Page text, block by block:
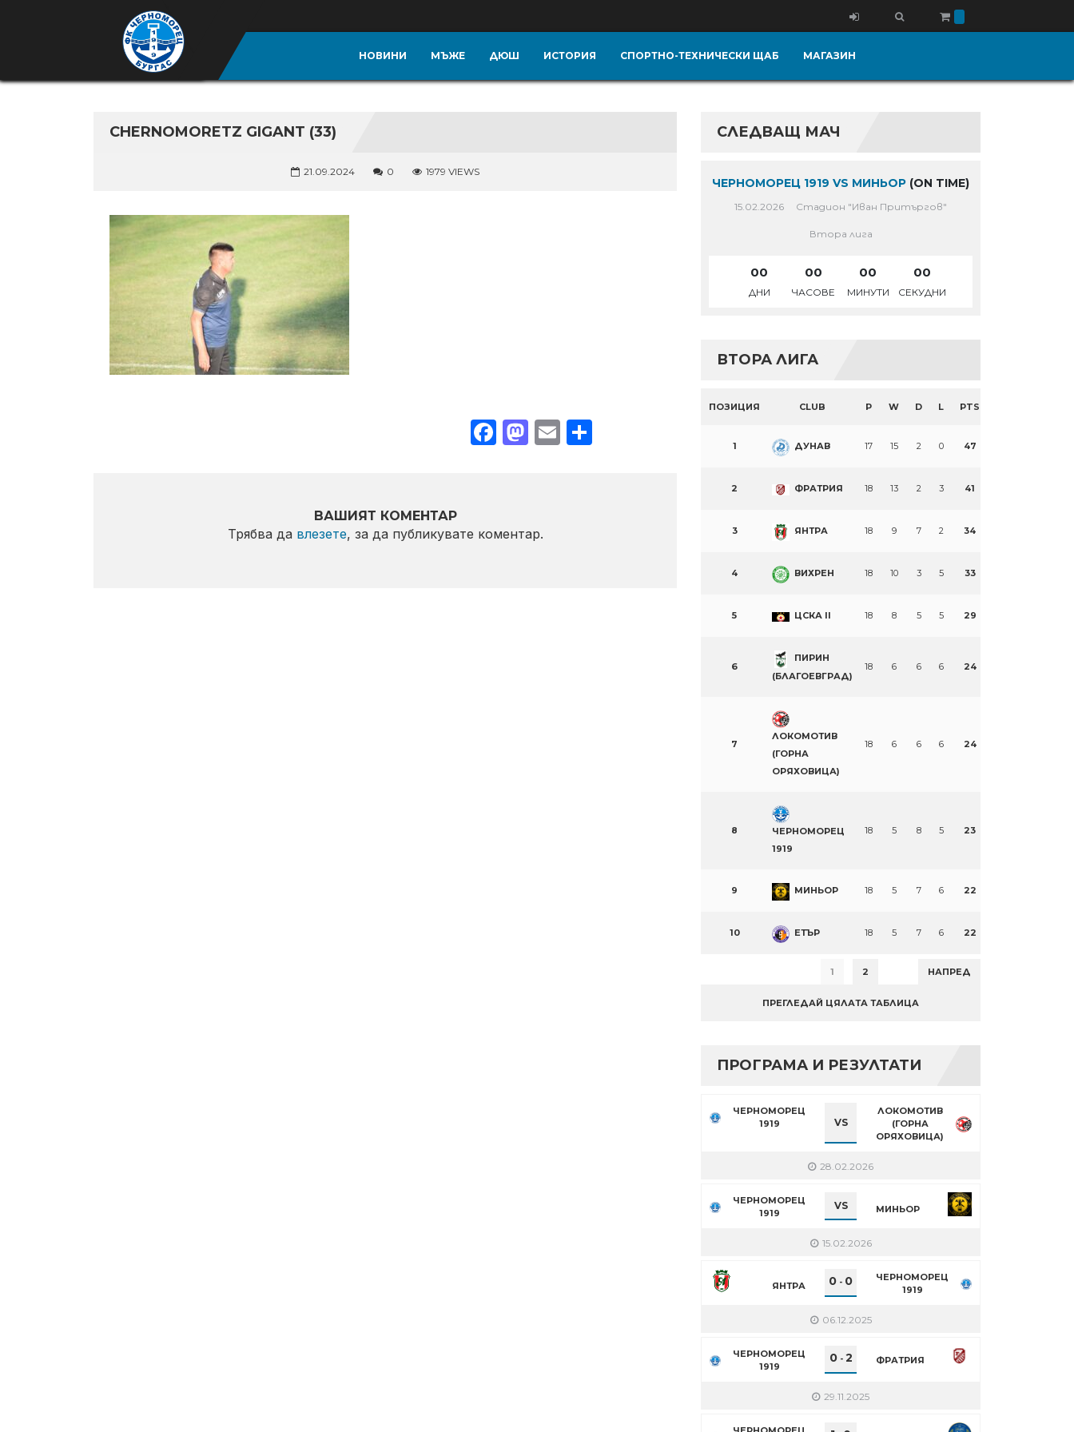
НОВИНИ МЪЖЕ ДЮШ ИСТОРИЯ СПОРТНО-ТЕХНИЧЕСКИ ЩАБ МАГАЗИН
CHERNOMORETZ GIGANT (33)
21.09.2024 0 1979 VIEWS
Facebook
Mastodon
EmailShare
ВАШИЯТ КОМЕНТАР
Трябва да влезете, за да публикувате коментар.
СЛЕДВАЩ МАЧ
ЧЕРНОМОРЕЦ 1919 VS МИНЬОР (ON TIME)
15.02.2026 Стадион "Иван Притъргов"
Втора лига
00
ДНИ
00
ЧАСОВЕ
00
МИНУТИ
00
СЕКУДНИ
ВТОРА ЛИГА
ПОЗИЦИЯ CLUB P W D L PTS
1 ДУНАВ 17 15 2 0 47
2 ФРАТРИЯ 18 13 2 3 41
3 ЯНТРА 18 9 7 2 34
4 ВИХРЕН 18 10 3 5 33
5 ЦСКА II 18 8 5 5 29
6
ПИРИН
(БЛАГОЕВГРАД)
18 6 6 6 24
7
ЛОКОМОТИВ
(ГОРНА
ОРЯХОВИЦА)
18 6 6 6 24
8
ЧЕРНОМОРЕЦ
1919
18 5 8 5 23
9 МИНЬОР 18 5 7 6 22
10 ЕТЪР 18 5 7 6 22
1 2 НАПРЕД
ПРЕГЛЕДАЙ ЦЯЛАТА ТАБЛИЦА
ПРОГРАМА И РЕЗУЛТАТИ
ЧЕРНОМОРЕЦ
1919
VS
ЛОКОМОТИВ
(ГОРНА
ОРЯХОВИЦА)
28.02.2026
ЧЕРНОМОРЕЦ
1919
VS МИНЬОР
15.02.2026
ЯНТРА 0 - 0
ЧЕРНОМОРЕЦ
1919
06.12.2025
ЧЕРНОМОРЕЦ
1919
0- 2 ФРАТРИЯ
29.11.2025